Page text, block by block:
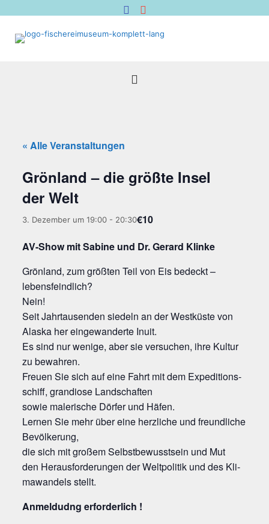
« Alle Veranstaltungen
Grön­land – die größ­te Insel
der Welt
3. Dezember um 19:00- 20:30€10
AV-Show mit Sabi­ne und Dr. Gerard Klinke
Grön­land, zum größ­ten Teil von Eis bedeckt –
lebensfeindlich?
Nein!
Seit Jahr­tau­sen­den sie­deln an der West­küs­te von
Alas­ka her ein­ge­wan­der­te Inuit.
Es sind nur weni­ge, aber sie ver­su­chen, ihre Kul­tur
zu bewahren.
Freu­en Sie sich auf eine Fahrt mit dem Expe­di­ti­ons­
schiff, gran­dio­se Landschaften
sowie male­ri­sche Dör­fer und Häfen.
Ler­nen Sie mehr über eine herz­li­che und freund­li­che
Bevölkerung,
die sich mit gro­ßem Selbst­be­wusst­sein und Mut
den Her­aus­for­de­run­gen der Welt­po­li­tik und des Kli­
ma­wan­dels stellt.
Anmel­dudng erforderlich !